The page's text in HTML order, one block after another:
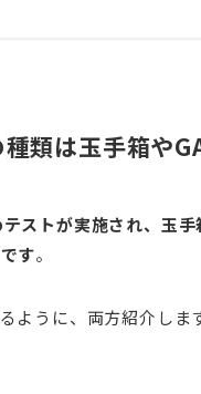
類は玉手箱や
ストが実施され、玉
す。
ように、両方紹介しま